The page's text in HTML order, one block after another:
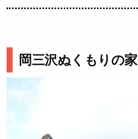
岡三沢ぬくもりの家